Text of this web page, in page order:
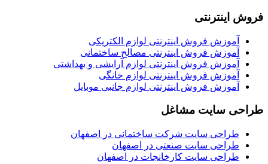
فروش اینترنتی
آموزش فروش اینترنتی لوازم الکتریکی
آموزش فروش اینترنتی مصالح ساختمانی
آموزش فروش اینترنتی لوازم آرایشی و بهداشتی
آموزش فروش اینترنتی لوازم خانگی
آموزش فروش اینترنتی لوازم جانبی موبایل
طراحی سایت مشاغل
طراحی سایت شرکت ساختمانی در اصفهان
طراحی سایت صنعتی در اصفهان
طراحی سایت کارخانجات در اصفهان